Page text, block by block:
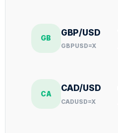
GB
GBP/USD
GBPUSD=X
CA
CAD/USD
CADUSD=X